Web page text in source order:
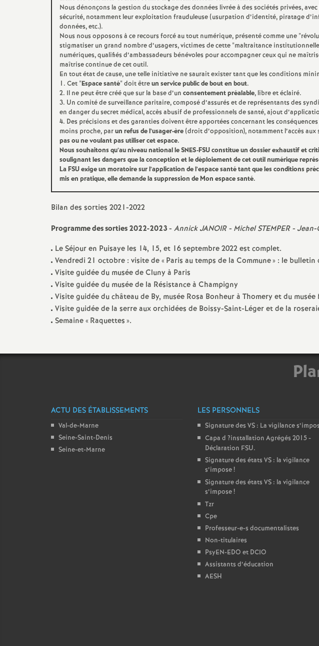
s
E
n
s
e
i
g
n
e
m
e
n
s
e
S
e
c
o
n
d
d
Nous dénonçons la gestion du stockage des données livrée à des sociétés privées,
sécurité, notamment leur exploitation frauduleuse (usurpation d’identité, piratage
données, etc.).
Nous nous opposons à ce recours forcé au tout numérique, présenté comme une
stigmatiser un grand nombre d’usagers, victimes de cette "maltraitance
numériques, qualifiés d’ambassadeurs bénévoles pour accompagner ceux qui ne
maîtrise continue de cet outil.
En tout état de cause, une telle initiative ne saurait exister tant que les conditions
1. Cet "Espace santé" doit êtreun service public de bout en bout.
2. Il ne peut être créé que sur la base d’un consentement préalable, libre et éclairé.
3. Un comité de surveillance paritaire, composé d’assurés et de représentants des
en danger du secret médical, accès abusif de professionnels de santé, ajout
4. Des précisions et des garanties doivent être apportées concernant les
moins proche, parun refus de l’usager-ère (droit d’opposition), notamment l’accès aux
pas ou ne voulant pas utiliser cet espace.
Nous souhaitons qu’au niveau national leSNES-FSUconstitue un dossier exhaustif et
soulignant les dangers que la conception et le déploiement de cet outil numérique
LaFSUexige un moratoire sur l’application de l’espace santé tant que les conditions
mis en pratique, elle demande la suppression de Mon espace santé.
Bilan des sorties 2021-2022
Programme des sorties 2022-2023- AnnickJANOIR- MichelSTEMPER- Jean-
Le Séjour en Puisaye les 14, 15, et 16 septembre 2022 est complet.
Vendredi 21 octobre : visite de «Paris au temps de la Commune» : le bulletin
Visite guidée du musée de Cluny à Paris
Visite guidée du musée de la Résistance à Champigny
Visite guidée du château de By, musée Rosa Bonheur à Thomery et du
Visite guidée de la serre aux orchidées de Boissy-Saint-Léger et de la
Semaine «Raquettes».
ACTU DES ÉTABLISSEMENTS
Val-de-Marne
Seine-Saint-Denis
Seine-et-Marne
LES PERSONNELS
Signature des VS: La vigilance
Capa d ?installation Agrégés 2015 -
Déclaration FSU.
Signature des états VS: la vigilance
s’impose!
Signature des états VS: la vigilance
s’impose!
Tzr
Cpe
Professeur-e-s documentalistes
Non-titulaires
PsyEN-EDO et DCIO
Assistants d’éducation
AESH